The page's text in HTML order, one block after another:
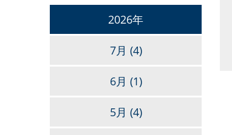
2026年
7月 (4)
6月 (1)
5月 (4)